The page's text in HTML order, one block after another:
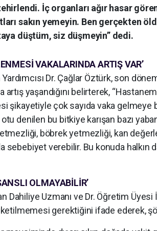
İç organları ağır hasar
sakın yemeyin. Ben gerçekten
düştüm, siz düşmeyin” dedi.
VAKALARINDA ARTIŞ VAR’
Dr. Çağlar Öztürk, son
artış yaşandığını belirterek,
şikayetiyle çok sayıda vaka gelmeye
denilen bu bitkiye karışan bazı
böbrek yetmezliği, kan
sebebiyet verebilir. Bu konuda halkın
OLMAYABİLİR’
Dahiliye Uzmanı ve Dr. Öğretim
gerektiğini ifade ederek,